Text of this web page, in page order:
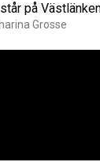
på
Grosse